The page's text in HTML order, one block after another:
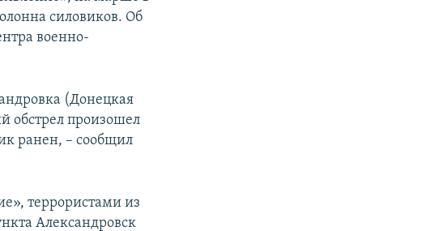
силовиков. Об
военно-
(Донецкая
обстрел произошел
ранен, – сообщил
террористами из
Александровск